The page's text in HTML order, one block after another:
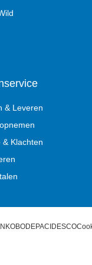
& Leveren
& Klachten
BODEPACIDESCO